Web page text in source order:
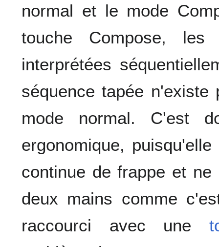
normal et le mode
touche Compose, les
interprétées
séquence tapée
mode normal. C'est
ergonomique,
continue de frappe et
deux mains comme
raccourci avec une